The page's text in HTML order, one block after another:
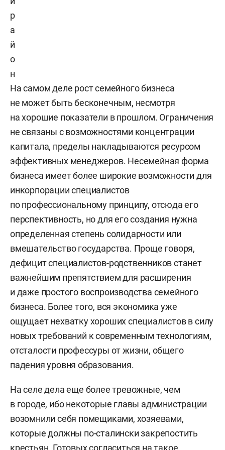
р
а
й
о
н
На самом деле рост семейного бизнеса
не может быть бесконечным, несмотря
на хорошие показатели в прошлом. Ограничения
не связаны с возможностями концентрации
капитала, пределы накладываются ресурсом
эффективных менеджеров. Несемейная форма
бизнеса имеет более широкие возможности для
инкорпорации специалистов
по профессиональному принципу, отсюда его
перспективность, но для его создания нужна
определенная степень солидарности или
вмешательство государства. Проще говоря,
дефицит специалистов-родственников станет
важнейшим препятствием для расширения
и даже простого воспроизводства семейного
бизнеса. Более того, вся экономика уже
ощущает нехватку хороших специалистов в силу
новых требований к современным технологиям,
отсталости профессуры от жизни, общего
падения уровня образования.
На селе дела еще более тревожные, чем
в городе, ибо некоторые главы администрации
возомнили себя помещиками, хозяевами,
которые должны по-сталински закрепостить
крестьян. Готовых согласиться на такое